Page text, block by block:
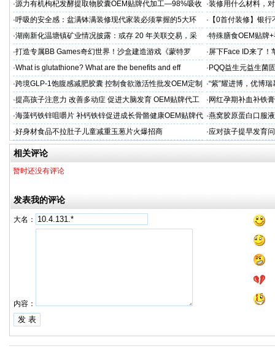
·源力有机枸杞发酵提取物胶囊OEM贴牌代加工—98%吸收
率 免疫燃料
·装修用什么材料，
·呼吸的安全感：盆满钵满装修现代家装必须掌握的5大环
保准则
· 【0首付装修】银
贷，月供少还30%！
·湖南新化温塘镇矿业情况披露：或存 20 年关联交易，采
矿收益达 5.3 亿
·特殊膳食OEM贴牌
工厂家
·打造专属BB Games奇幻世界！沙盒建造游戏《蒙特罗
纳》带你走进小小世界
·屏下Face ID来了！
新潮流
·What is glutathione? What are the benefits and eff · PQQ益生元益生菌
粉贴牌代加工
·跨境GLP-1饱腹感减肥胶囊 控制食欲激活性批发OEM定制 ·“紫”耀进博，优博
·提高孩子注意力 改善多动症 促进大脑发育 OEM贴牌代工 · 网红孕期补血补铁
经验
·海藻钙铁锌咀嚼片 补钙铁锌促进成长骨骼健康OEM贴牌代
加工
·燕窝胶原蛋白口服
牌
·好身材食品不拉肚子儿童减重玉葱片火爆招商 ·应对孩子提早发育
答案
相关评论
暂时还没有评论
发表我的评论
大名：
内容：